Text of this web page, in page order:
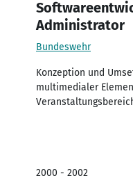
Administrator
Bundeswehr
Konzeption und
multimedialer
2000 - 2002